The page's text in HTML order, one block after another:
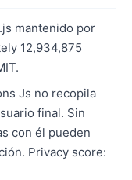
mantenido por
12,934,875
Js no recopila
final. Sin
con él pueden
Privacy score: